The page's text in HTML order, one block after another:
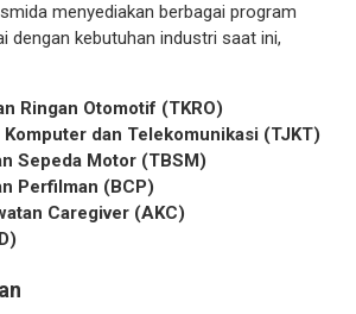
menyediakan berbagai program
dengan kebutuhan industri saat ini,
Ringan Otomotif (TKRO)
dan Telekomunikasi (TJKT)
Sepeda Motor (TBSM)
Perfilman (BCP)
Caregiver (AKC)